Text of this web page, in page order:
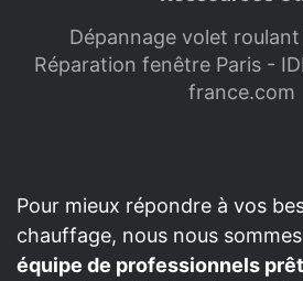
Dépannage volet roulant
Réparation fenêtre Paris -
france.com
Pour mieux répondre à vos
chauffage, nous nous
équipe de professionnels